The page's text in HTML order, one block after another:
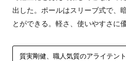
出した。ポールはスリーブ式で、
とができる。軽さ、使いやすさに
質実剛健、職人気質のアライテン